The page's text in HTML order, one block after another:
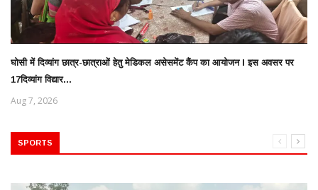
घोसी में दिव्यांग छात्र-छात्राओं हेतु मेडिकल असेसमेंट कैंप का आयोजन l इस अवसर पर
17दिव्यांग विद्यार...
Aug 7, 2026
SPORTS